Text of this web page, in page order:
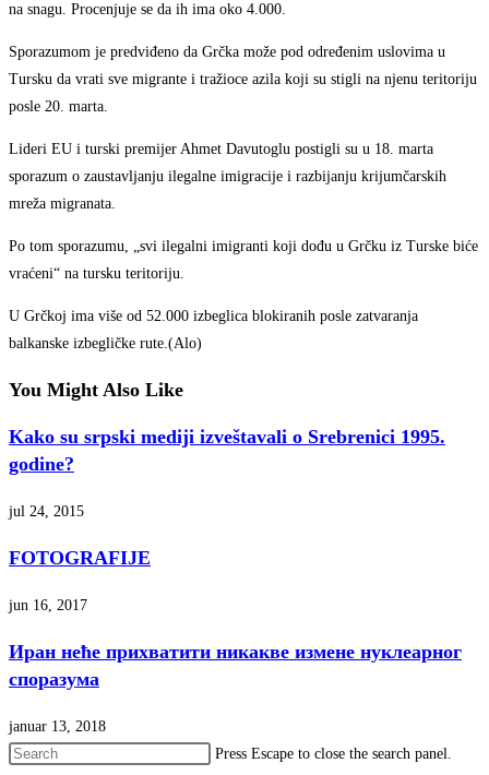
na snagu. Procenjuje se da ih ima oko 4.000.
Sporazumom je predviđeno da Grčka može pod određenim uslovima u
Tursku da vrati sve migrante i tražioce azila koji su stigli na njenu teritoriju
posle 20. marta.
Lideri EU i turski premijer Ahmet Davutoglu postigli su u 18. marta
sporazum o zaustavljanju ilegalne imigracije i razbijanju krijumčarskih
mreža migranata.
Po tom sporazumu, „svi ilegalni imigranti koji dođu u Grčku iz Turske biće
vraćeni“ na tursku teritoriju.
U Grčkoj ima više od 52.000 izbeglica blokiranih posle zatvaranja
balkanske izbegličke rute.(Alo)
You Might Also Like
Kako su srpski mediji izveštavali o Srebrenici 1995.
godine?
jul 24, 2015
FOTOGRAFIJE
jun 16, 2017
Иран неће прихватити никакве измене нуклеарног
споразума
januar 13, 2018
Press Escape to close the search panel.